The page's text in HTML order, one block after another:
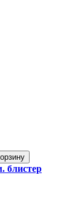
блистер